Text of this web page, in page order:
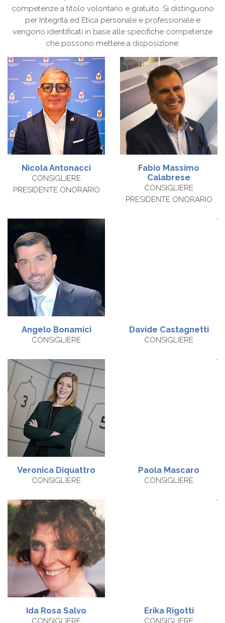
competenze a titolo volontario e gratuito. Si distinguono
per Integrità ed Etica personale e professionale e
vengono identificati in base alle specifiche competenze
che possono mettere a disposizione.
NicolaAntonacci
CONSIGLIERE
PRESIDENTE ONORARIO
Fabio Massimo
Calabrese
CONSIGLIERE
PRESIDENTE ONORARIO
Angelo Bonamici
CONSIGLIERE
Davide Castagnetti
CONSIGLIERE
Veronica Diquattro
CONSIGLIERE
Paola Mascaro
CONSIGLIERE
Ida Rosa Salvo
CONSIGLIERE
ErikaRigotti
CONSIGLIERE